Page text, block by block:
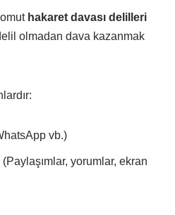
hakaret davası delilleri
olmadan dava kazanmak
vb.)
yorumlar, ekran